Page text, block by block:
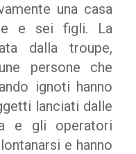
una casa
e sei figli. La
dalla troupe,
persone che
ignoti hanno
lanciati dalle
e gli operatori
e hanno